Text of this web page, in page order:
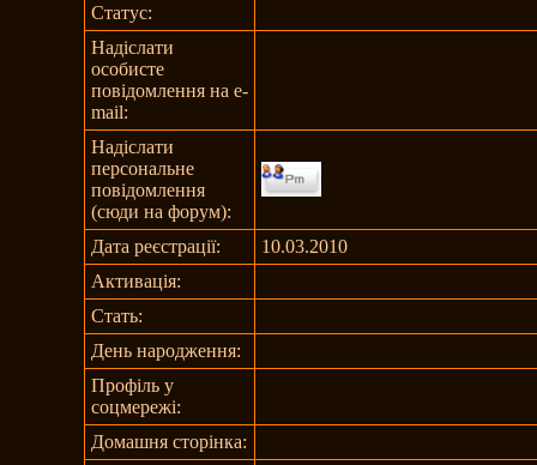
Статус:
Надіслати
особисте
повідомлення на e-
mail:
Надіслати
персональне
повідомлення
(сюди на форум):
Дата реєстрації:
10.03.2010
Активація:
Стать:
День народження:
Профіль у
соцмережі:
Домашня сторінка: